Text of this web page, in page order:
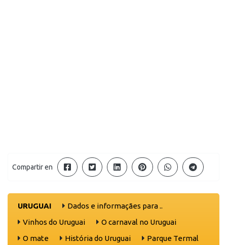
Compartir en
URUGUAI
Dados e informaçães para ..
Vinhos do Uruguai
O carnaval no Uruguai
O mate
História do Uruguai Parque Termal